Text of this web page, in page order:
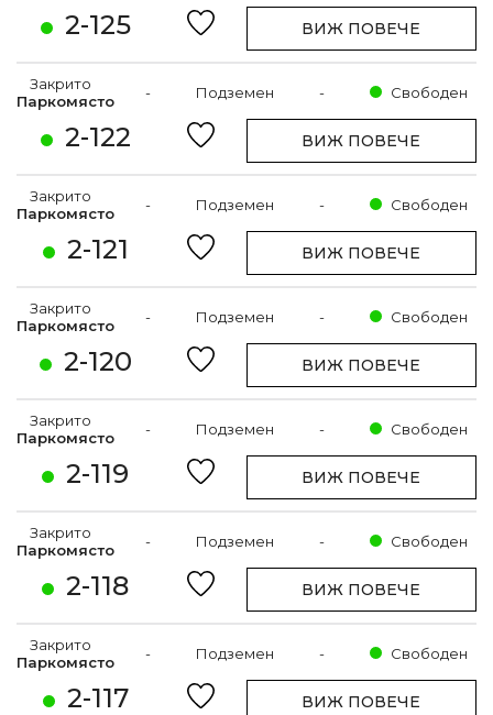
2-125 ВИЖ ПОВЕЧЕ
2-122
Закрито
Паркомясто
- Подземен - Свободен
ВИЖ ПОВЕЧЕ
2-121
Закрито
Паркомясто
- Подземен - Свободен
ВИЖ ПОВЕЧЕ
2-120
Закрито
Паркомясто
- Подземен - Свободен
ВИЖ ПОВЕЧЕ
2-119
Закрито
Паркомясто
- Подземен - Свободен
ВИЖ ПОВЕЧЕ
2-118
Закрито
Паркомясто
- Подземен - Свободен
ВИЖ ПОВЕЧЕ
2-117
Закрито
Паркомясто
- Подземен - Свободен
ВИЖ ПОВЕЧЕ